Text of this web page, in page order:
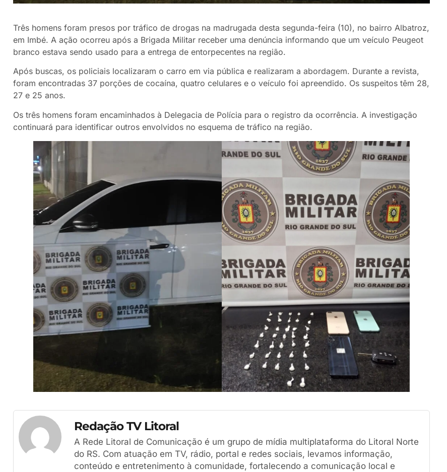
Três homens foram presos por tráfico de drogas na madrugada desta segunda-feira (10), no bairro Albatroz,
em Imbé. A ação ocorreu após a Brigada Militar receber uma denúncia informando que um veículo Peugeot
branco estava sendo usado para a entrega de entorpecentes na região.
Após buscas, os policiais localizaram o carro em via pública e realizaram a abordagem. Durante a revista,
foram encontradas 37 porções de cocaína, quatro celulares e o veículo foi apreendido. Os suspeitos têm 28,
27 e 25 anos.
Os três homens foram encaminhados à Delegacia de Polícia para o registro da ocorrência. A investigação
continuará para identificar outros envolvidos no esquema de tráfico na região.
Redação TV Litoral
A Rede Litoral de Comunicação é um grupo de mídia multiplataforma do Litoral Norte
do RS. Com atuação em TV, rádio, portal e redes sociais, levamos informação,
conteúdo e entretenimento à comunidade, fortalecendo a comunicação local e